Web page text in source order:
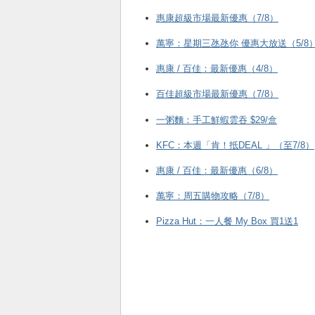
惠康超級市場最新優惠（7/8）
萬寧：星期三氹氹你 優惠大放送（5/8）
惠康 / 百佳：最新優惠（4/8）
百佳超級市場最新優惠（7/8）
一粥麵：手工鮮蝦雲吞 $29/盒
KFC ：本週「肯！抵DEAL 」（至7/8）
惠康 / 百佳：最新優惠（6/8）
萬寧：周五購物攻略（7/8）
Pizza Hut：一人餐 My Box 買1送1